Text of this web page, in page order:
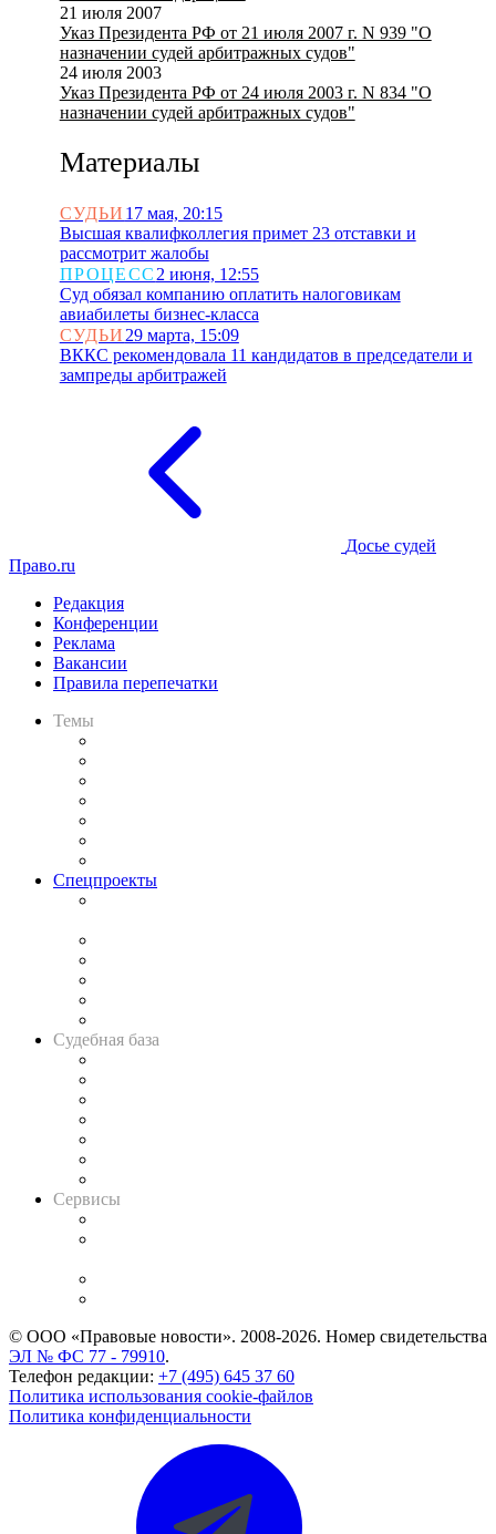
21 июля 2007
Указ Президента РФ от 21 июля 2007 г. N 939 "О
назначении судей арбитражных судов"
24 июля 2003
Указ Президента РФ от 24 июля 2003 г. N 834 "О
назначении судей арбитражных судов"
Материалы
СУДЬИ 17 мая, 20:15
Высшая квалифколлегия примет 23 отставки и
рассмотрит жалобы
ПРОЦЕСС 2 июня, 12:55
Суд обязал компанию оплатить налоговикам
авиабилеты бизнес-класса
СУДЬИ 29 марта, 15:09
ВККС рекомендовала 11 кандидатов в председатели и
зампреды арбитражей
Досье судей
Право.ru
Редакция
Конференции
Реклама
Вакансии
Правила перепечатки
Темы
Спецпроекты
Судебная база
Сервисы
© ООО «Правовые новости». 2008-2026. Номер свидетельства
ЭЛ № ФС 77 - 79910.
Телефон редакции: +7 (495) 645 37 60
Политика использования cookie-файлов
Политика конфиденциальности